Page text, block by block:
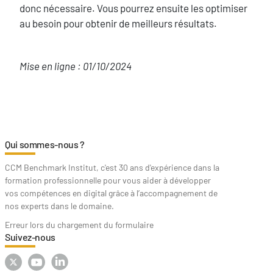
donc nécessaire. Vous pourrez ensuite les optimiser
au besoin pour obtenir de meilleurs résultats.
Mise en ligne : 01/10/2024
Qui sommes-nous ?
CCM Benchmark Institut, c'est 30 ans d'expérience dans la
formation professionnelle pour vous aider à développer
vos compétences en digital grâce à l’accompagnement de
nos experts dans le domaine.
Erreur lors du chargement du formulaire
Suivez-nous